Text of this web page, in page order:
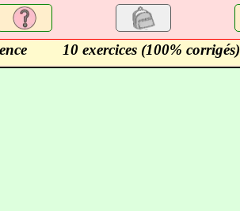
10 exercices (100% corrigés)